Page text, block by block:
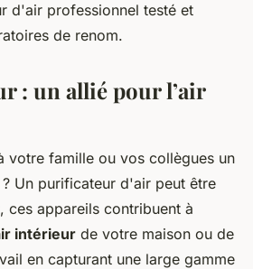
d'air professionnel testé et
de renom.
: un allié pour l’air
votre famille ou vos collègues un
Un purificateur d'air peut être
ces appareils contribuent à
intérieur de votre maison ou de
en capturant une large gamme